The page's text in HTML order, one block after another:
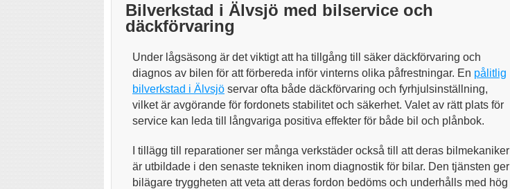
Bilverkstad i Älvsjö med bilservice och
däckförvaring
Under lågsäsong är det viktigt att ha tillgång till säker däckförvaring och
diagnos av bilen för att förbereda inför vinterns olika påfrestningar. En pålitlig
bilverkstad i Älvsjö servar ofta både däckförvaring och fyrhjulsinställning,
vilket är avgörande för fordonets stabilitet och säkerhet. Valet av rätt plats för
service kan leda till långvariga positiva effekter för både bil och plånbok.
I tillägg till reparationer ser många verkstäder också till att deras bilmekaniker
är utbildade i den senaste tekniken inom diagnostik för bilar. Den tjänsten ger
bilägare tryggheten att veta att deras fordon bedöms och underhålls med hög